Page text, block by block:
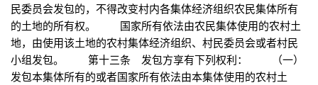
民委员会发包的，不得改变村内各集体经济组织农民集体所有
的土地的所有权。 国家所有依法由农民集体使用的农村土
地，由使用该土地的农村集体经济组织、村民委员会或者村民
小组发包。 第十三条 发包方享有下列权利： （一）
发包本集体所有的或者国家所有依法由本集体使用的农村土